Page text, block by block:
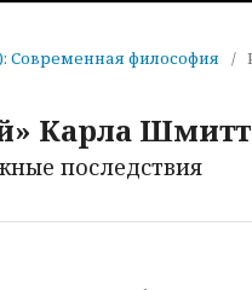
Современная философия /
Карла
последствия